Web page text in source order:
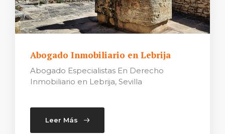
Abogado Inmobiliario en Lebrija
Abogado Especialistas En Derecho
Inmobiliario en Lebrija, Sevilla
Leer Más